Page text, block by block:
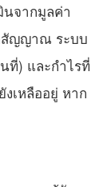
จากมูลค่า
สัญญาณ ระบบ
ที่) และกำไรที่
เหลืออยู่ หาก